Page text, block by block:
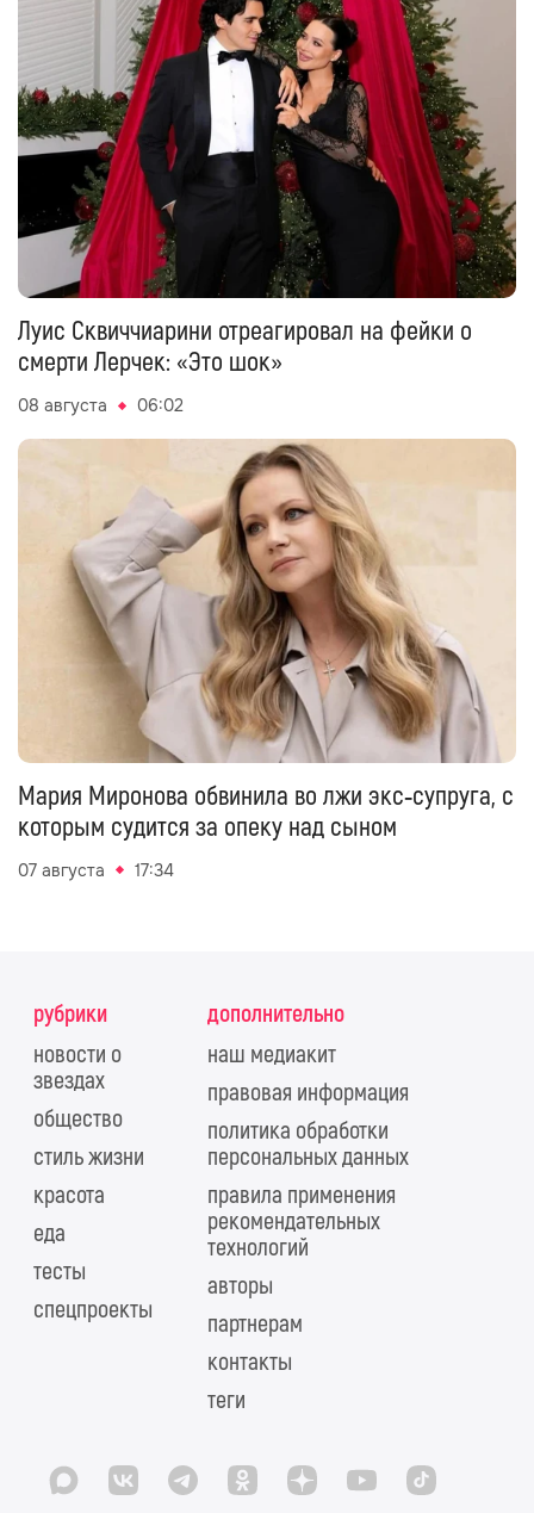
Луис Сквиччиарини отреагировал на фейки о
смерти Лерчек: «Это шок»
08 августа 06:02
Мария Миронова обвинила во лжи экс‑супруга, с
которым судится за опеку над сыном
07 августа 17:34
рубрики
новости о
звездах
общество
стиль жизни
красота
еда
тесты
спецпроекты
дополнительно
наш медиакит
правовая информация
политика обработки
персональных данных
правила применения
рекомендательных
технологий
авторы
партнерам
контакты
теги